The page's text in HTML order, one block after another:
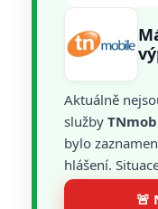
Aktuálně
služby
bylo
hlášení.
🚨